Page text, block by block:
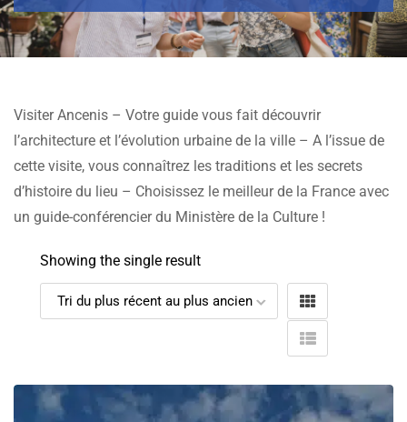
Visiter Ancenis – Votre guide vous fait découvrir
l’architecture et l’évolution urbaine de la ville – A l’issue de
cette visite, vous connaîtrez les traditions et les secrets
d’histoire du lieu – Choisissez le meilleur de la France avec
un guide-conférencier du Ministère de la Culture !
Showing the single result